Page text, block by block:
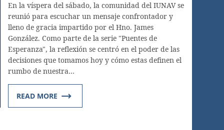
En la víspera del sábado, la comunidad del IUNAV se
reunió para escuchar un mensaje confrontador y
lleno de gracia impartido por el Hno. James
González. Como parte de la serie "Puentes de
Esperanza", la reflexión se centró en el poder de las
decisiones que tomamos hoy y cómo estas definen el
rumbo de nuestra…
READ MORE